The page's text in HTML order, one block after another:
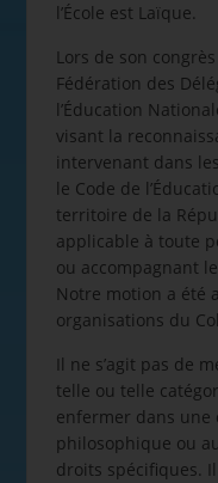
l’École est Laïque.
Lors de son
Fédération des
l’Éducation
visant la
intervenant dans
le Code de
territoire de la
applicable à toute
ou accompagnant
Notre motion a été
organisations du
Il ne s’agit pas de
telle ou telle
enfermer dans une
philosophique ou
droits spécifiques.